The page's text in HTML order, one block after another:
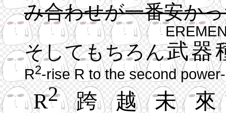
み合わせが一番安か
そしてもちろん武器
R2跨越未來
R2-rise R to the second power-